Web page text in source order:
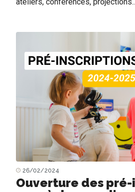
ateliers, conférences,
26/02/2024
Ouverture des